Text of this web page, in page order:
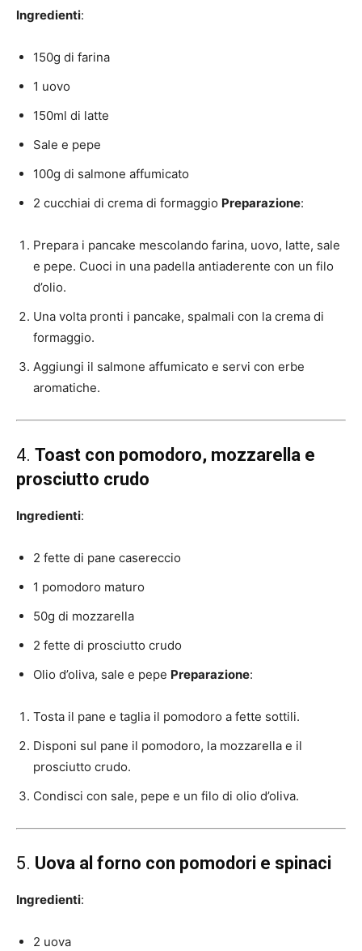
Ingredienti:
150g di farina
1 uovo
150ml di latte
Sale e pepe
100g di salmone affumicato
2 cucchiai di crema di formaggio Preparazione:
Prepara i pancake mescolando farina, uovo, latte, sale
e pepe. Cuoci in una padella antiaderente con un filo
d’olio.
Una volta pronti i pancake, spalmali con la crema di
formaggio.
Aggiungi il salmone affumicato e servi con erbe
aromatiche.
4. Toast con pomodoro, mozzarella e
prosciutto crudo
Ingredienti:
2 fette di pane casereccio
1 pomodoro maturo
50g di mozzarella
2 fette di prosciutto crudo
Olio d’oliva, sale e pepe Preparazione:
Tosta il pane e taglia il pomodoro a fette sottili.
Disponi sul pane il pomodoro, la mozzarella e il
prosciutto crudo.
Condisci con sale, pepe e un filo di olio d’oliva.
5. Uova al forno con pomodori e spinaci
Ingredienti:
2 uova